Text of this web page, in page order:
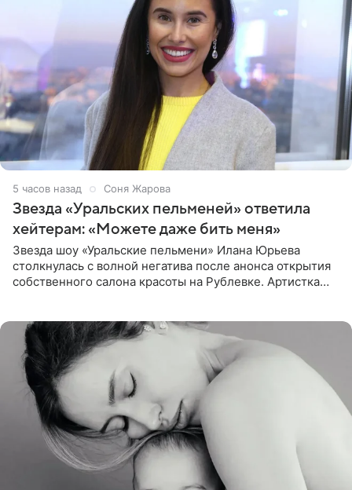
5 часов назад Соня Жарова
Звезда «Уральских пельменей» ответила
хейтерам: «Можете даже бить меня»
Звезда шоу «Уральские пельмени» Илана Юрьева
столкнулась с волной негатива после анонса открытия
собственного салона красоты на Рублевке. Артистка